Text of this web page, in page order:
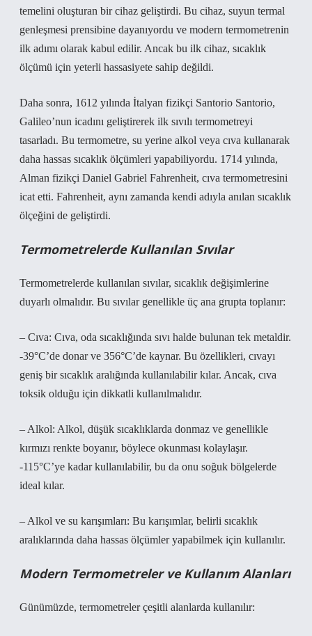
temelini oluşturan bir cihaz geliştirdi. Bu cihaz, suyun termal
genleşmesi prensibine dayanıyordu ve modern termometrenin
ilk adımı olarak kabul edilir. Ancak bu ilk cihaz, sıcaklık
ölçümü için yeterli hassasiyete sahip değildi.
Daha sonra, 1612 yılında İtalyan fizikçi Santorio Santorio,
Galileo’nun icadını geliştirerek ilk sıvılı termometreyi
tasarladı. Bu termometre, su yerine alkol veya cıva kullanarak
daha hassas sıcaklık ölçümleri yapabiliyordu. 1714 yılında,
Alman fizikçi Daniel Gabriel Fahrenheit, cıva termometresini
icat etti. Fahrenheit, aynı zamanda kendi adıyla anılan sıcaklık
ölçeğini de geliştirdi.
Termometrelerde Kullanılan Sıvılar
Termometrelerde kullanılan sıvılar, sıcaklık değişimlerine
duyarlı olmalıdır. Bu sıvılar genellikle üç ana grupta toplanır:
– Cıva: Cıva, oda sıcaklığında sıvı halde bulunan tek metaldir.
-39°C’de donar ve 356°C’de kaynar. Bu özellikleri, cıvayı
geniş bir sıcaklık aralığında kullanılabilir kılar. Ancak, cıva
toksik olduğu için dikkatli kullanılmalıdır.
– Alkol: Alkol, düşük sıcaklıklarda donmaz ve genellikle
kırmızı renkte boyanır, böylece okunması kolaylaşır.
-115°C’ye kadar kullanılabilir, bu da onu soğuk bölgelerde
ideal kılar.
– Alkol ve su karışımları: Bu karışımlar, belirli sıcaklık
aralıklarında daha hassas ölçümler yapabilmek için kullanılır.
Modern Termometreler ve Kullanım Alanları
Günümüzde, termometreler çeşitli alanlarda kullanılır: